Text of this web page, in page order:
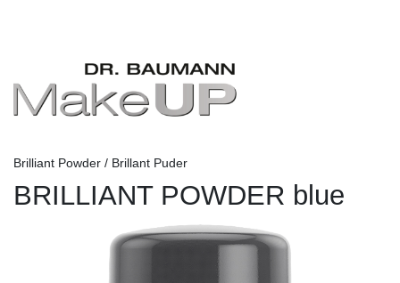
Brilliant Powder / Brillant Puder
BRILLIANT POWDER blue